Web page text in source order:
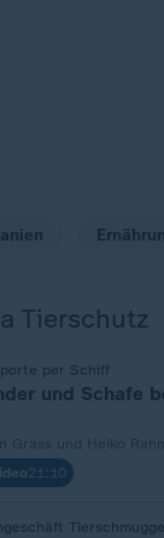
Tierschutz
per Schiff
und Schafe
21:10